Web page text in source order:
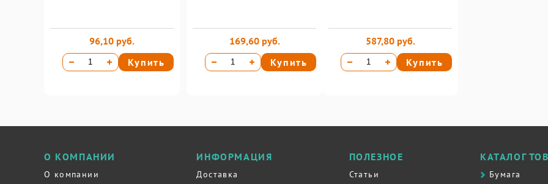
96,10 руб.
Купить
169,60 руб.
Купить
587,80 руб.
Купить
О КОМПАНИИ
О компании
ИНФОРМАЦИЯ
Доставка
ПОЛЕЗНОЕ
Статьи
КАТАЛОГ
Бумага